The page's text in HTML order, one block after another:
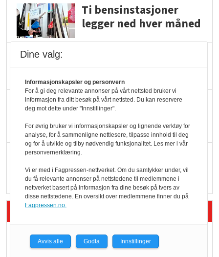
Ti bensinstasjoner
legger ned hver måned
KBS-bransjen i
serveringstilbud
Vokser med ferdigmat
i dagligvare
Siste artikler - Butikk i praksis
Rema-flaggskip
dundrer videre
Dine valg:
Informasjonskapsler og personvern
For å gi deg relevante annonser på vårt nettsted bruker vi
informasjon fra ditt besøk på vårt nettsted. Du kan reservere
deg mot dette under "Innstillinger".
For øvrig bruker vi informasjonskapsler og lignende verktøy for
analyse, for å sammenligne nettlesere, tilpasse innhold til deg
og for å utvikle og tilby nødvendig funksjonalitet. Les mer i vår
personvernerklæring.
Vi er med i Fagpressen-nettverket. Om du samtykker under, vil
du få relevante annonser på nettstedene til medlemmene i
nettverket basert på informasjon fra dine besøk på tvers av
disse nettstedene. En oversikt over medlemmene finner du på
Fagpressen.no.
Avvis alle Godta Innstillinger